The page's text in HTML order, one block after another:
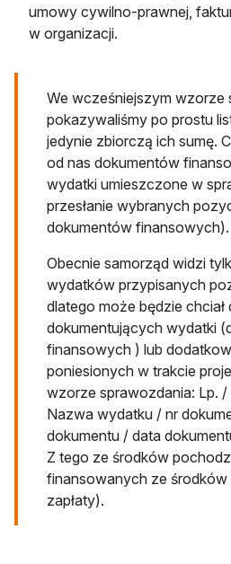
umowy cywilno-prawnej,
w organizacji.
We wcześniejszym wzorze
pokazywaliśmy po prostu
jedynie zbiorczą ich sumę.
od nas dokumentów
wydatki umieszczone w
przesłanie wybranych
dokumentów finansowych).
Obecnie samorząd widzi
wydatków przypisanych
dlatego może będzie
dokumentujących wydatki
finansowych ) lub
poniesionych w trakcie
wzorze sprawozdania: Lp.
Nazwa wydatku / nr
dokumentu / data
Z tego ze środków
finansowanych ze środków
zapłaty).